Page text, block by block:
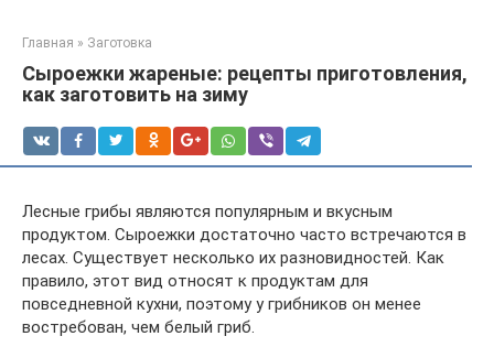
Главная » Заготовка
Сыроежки жареные: рецепты приготовления,
как заготовить на зиму
Лесные грибы являются популярным и вкусным
продуктом. Сыроежки достаточно часто встречаются в
лесах. Существует несколько их разновидностей. Как
правило, этот вид относят к продуктам для
повседневной кухни, поэтому у грибников он менее
востребован, чем белый гриб.